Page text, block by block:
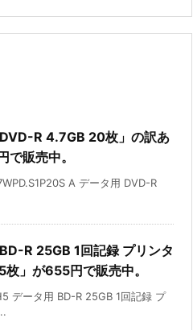
DVD-R 4.7GB 20枚」の訳あ
で販売中。
A データ用 DVD-R
BD-R 25GB 1回記録 プリンタ
」が655円で販売中。
データ用 BD-R 25GB 1回記録 プ